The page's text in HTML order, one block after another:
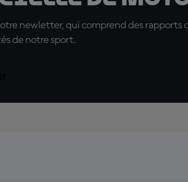
newletter, qui comprend des rapports
de notre sport.